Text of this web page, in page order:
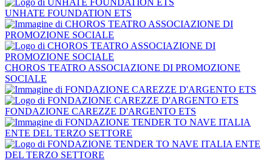
UNHATE FOUNDATION ETS
CHOROS TEATRO ASSOCIAZIONE DI PROMOZIONE
SOCIALE
FONDAZIONE CAREZZE D'ARGENTO ETS